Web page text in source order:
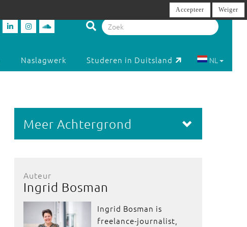
Naslagwerk Studeren in Duitsland NL
Meer Achtergrond
Auteur
Ingrid Bosman
Ingrid Bosman is
freelance-journalist,
Accepteer Weiger